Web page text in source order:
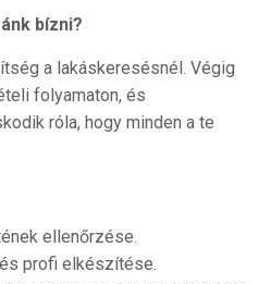
bízni?
a lakáskeresésnél. Végig
folyamaton, és
róla, hogy minden a te
ellenőrzése.
profi elkészítése.